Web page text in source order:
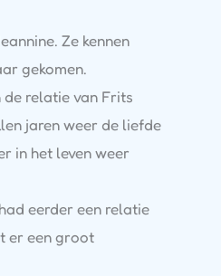
Ze kennen
gekomen.
relatie van Frits
jaren weer de liefde
in het leven weer
eerder een relatie
er een groot